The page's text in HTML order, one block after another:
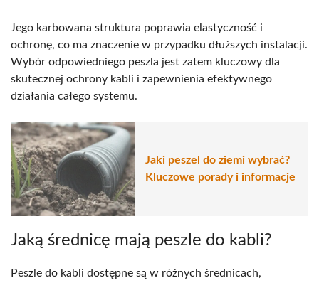
Jego karbowana struktura poprawia elastyczność i
ochronę, co ma znaczenie w przypadku dłuższych instalacji.
Wybór odpowiedniego peszla jest zatem kluczowy dla
skutecznej ochrony kabli i zapewnienia efektywnego
działania całego systemu.
Jaki peszel do ziemi wybrać?
Kluczowe porady i informacje
Jaką średnicę mają peszle do kabli?
Peszle do kabli dostępne są w różnych średnicach,